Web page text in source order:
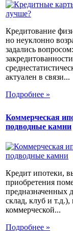
Кредитование
но неуклонно
задались
закредитованности
актуален в связи...
Подробнее »
Коммерческая
подводные камни
Кредит ипотеки,
приобретения
предназначенных
склад, клуб и т.д.),
коммерческой...
Подробнее »